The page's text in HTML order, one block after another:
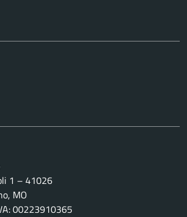
1 – 41026
MO
00223910365